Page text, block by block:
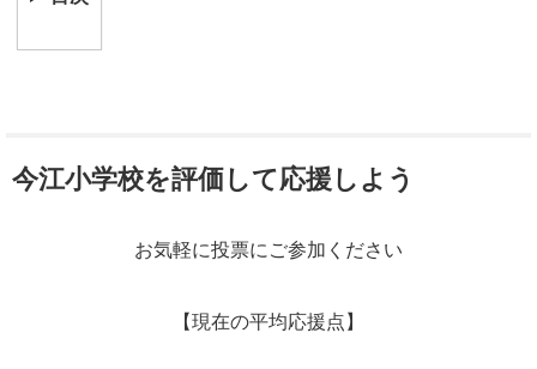
今江小学校を評価して応援しよう
お気軽に投票にご参加ください
【現在の平均応援点】